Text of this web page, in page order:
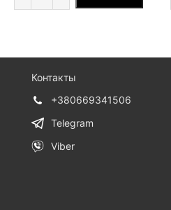
Контакты
+380669341506
Telegram
Viber